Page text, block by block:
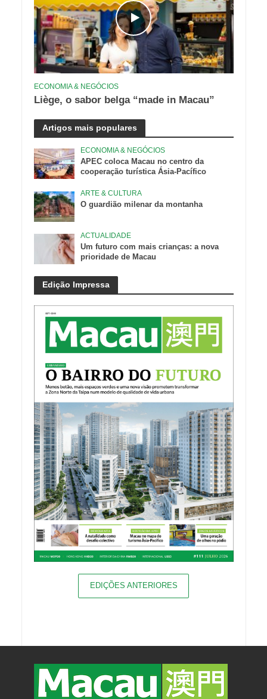
ECONOMIA & NEGÓCIOS
Liège, o sabor belga “made in Macau”
Artigos mais populares
ECONOMIA & NEGÓCIOS
APEC coloca Macau no centro da
cooperação turística Ásia-Pacífico
ARTE & CULTURA
O guardião milenar da montanha
ACTUALIDADE
Um futuro com mais crianças: a nova
prioridade de Macau
Edição Impressa
EDIÇÕES ANTERIORES